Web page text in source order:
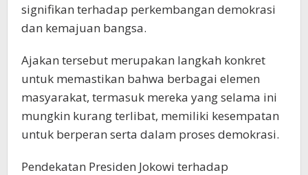
signifikan terhadap perkembangan demokrasi
dan kemajuan bangsa.
Ajakan tersebut merupakan langkah konkret
untuk memastikan bahwa berbagai elemen
masyarakat, termasuk mereka yang selama ini
mungkin kurang terlibat, memiliki kesempatan
untuk berperan serta dalam proses demokrasi.
Pendekatan Presiden Jokowi terhadap